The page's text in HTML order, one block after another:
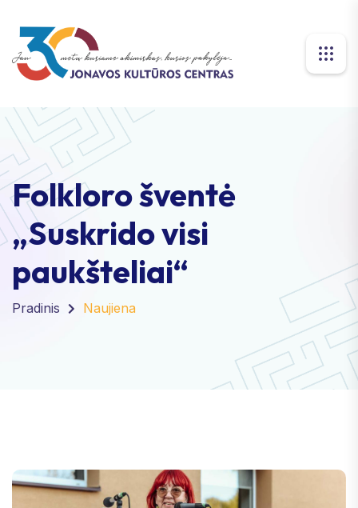
Folkloro šventė
„Suskrido visi
paukšteliai“
Pradinis Naujiena